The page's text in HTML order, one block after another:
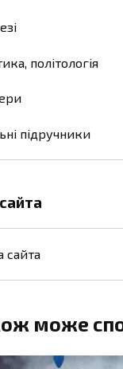
політологія
підручники
сайта
може